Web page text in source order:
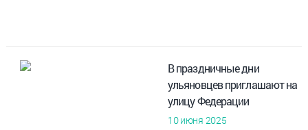
В праздничные дни
ульяновцев приглашают на
улицу Федерации
10 июня 2025